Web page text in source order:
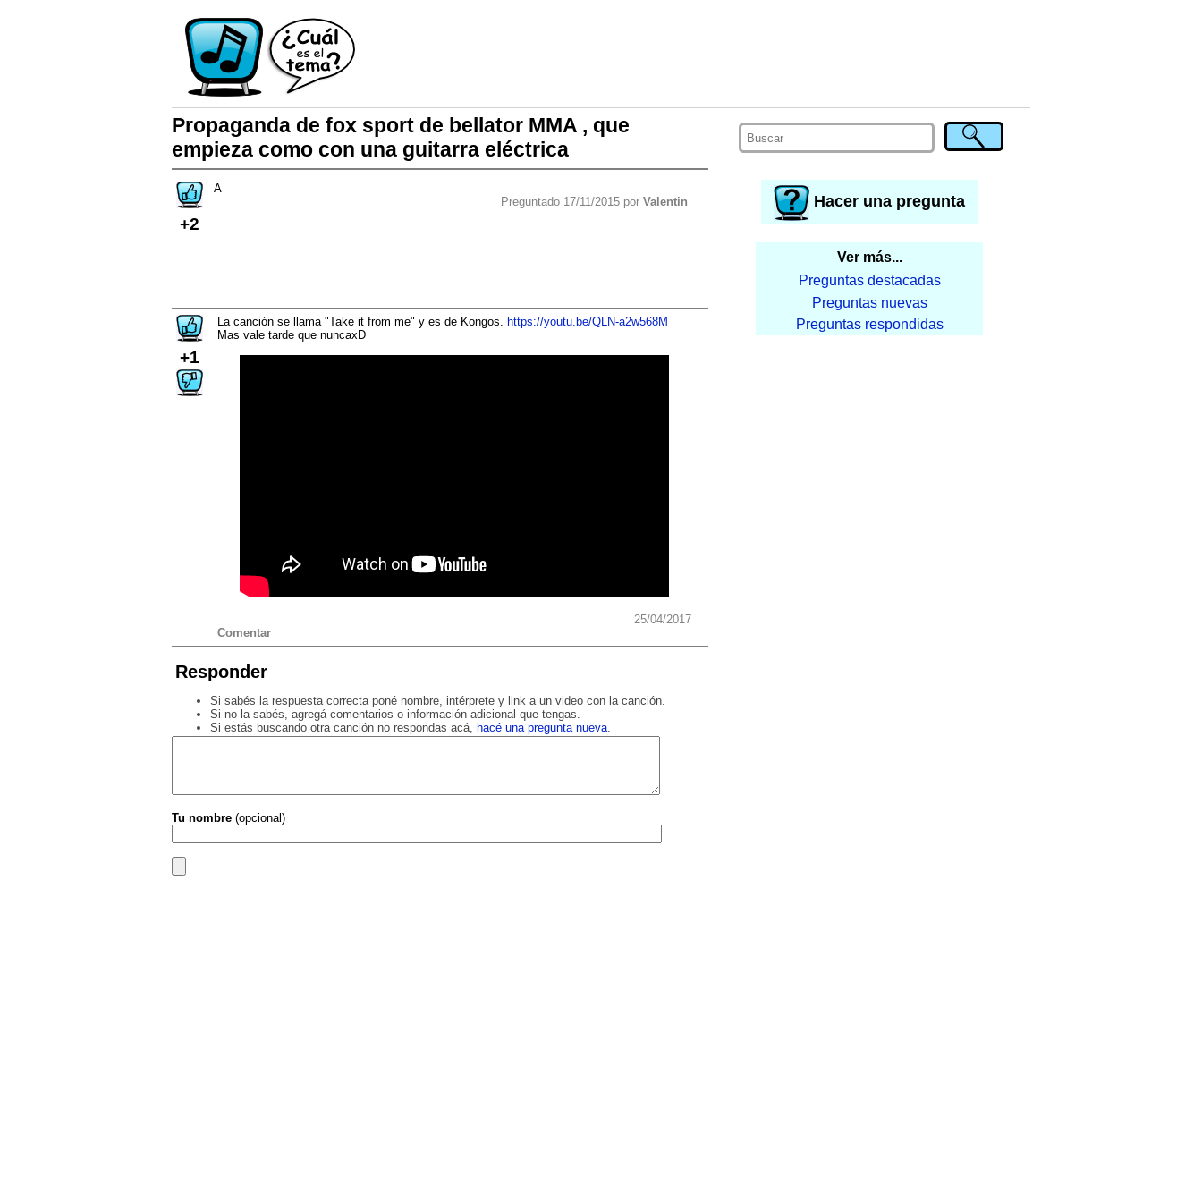
Hacer una pregunta
Ver más...
Preguntas destacadas
Preguntas nuevas
Preguntas respondidas
Propaganda de fox sport de bellator MMA , que
empieza como con una guitarra eléctrica
+2
A
Preguntado 17/11/2015 por Valentin
+1
La canción se llama "Take it from me" y es de Kongos.
https://youtu.be/QLN-a2w568M
Mas vale tarde que nunca​xD
25/04/2017
Comentar
Responder
Si sabés la respuesta correcta poné nombre, intérprete y link a un video con la canción.
Si no la sabés, agregá comentarios o información adicional que tengas.
Si estás buscando otra canción no respondas acá,
hacé una pregunta nueva.
Tu nombre (opcional)